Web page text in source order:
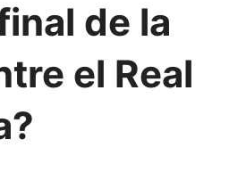
de la
el Real